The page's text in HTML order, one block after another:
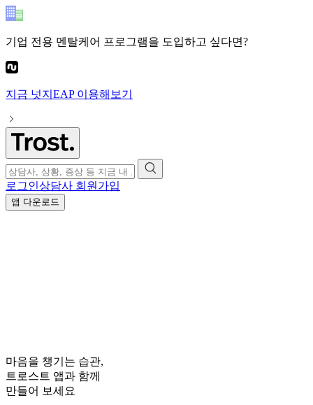
기업 전용 멘탈케어 프로그램을 도입하고 싶다면?
지금 넛지EAP이용해보기
로그인상담사 회원가입
앱 다운로드
마음을 챙기는 습관,
트로스트 앱과 함께
만들어 보세요